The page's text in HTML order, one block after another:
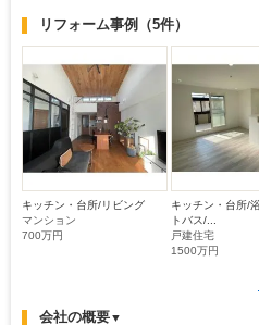
リフォーム事例 （5件）
キッチン・台所/リビング
マンション
700万円
キッチン・台所/
トバス/...
戸建住宅
1500万円
会社の概要▼